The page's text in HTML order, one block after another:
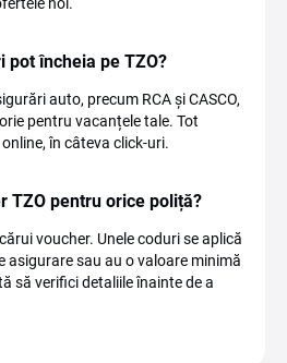
pot încheia pe TZO?
auto, precum RCA și CASCO,
pentru vacanțele tale. Tot
în câteva click-uri.
TZO pentru orice poliță?
voucher. Unele coduri se aplică
asigurare sau au o valoare minimă
să verifici detaliile înainte de a